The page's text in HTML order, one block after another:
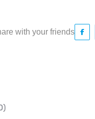
with your friends